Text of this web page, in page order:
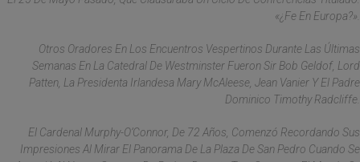
«¿Fe En Europa?».
Otros Oradores En Los Encuentros Vespertinos Durante Las Últimas
Semanas En La Catedral De Westminster Fueron Sir Bob Geldof, Lord
Patten, La Presidenta Irlandesa Mary McAleese, Jean Vanier Y El Padre
Dominico Timothy Radcliffe.
El Cardenal Murphy-O’Connor, De 72 Años, Comenzó Recordando Sus
Impresiones Al Mirar El Panorama De La Plaza De San Pedro Cuando Se